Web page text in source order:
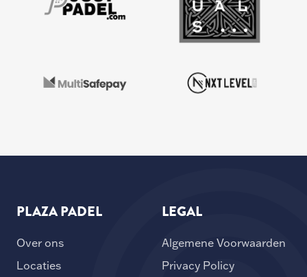
PLAZA PADEL
Over ons
Locaties
LEGAL
Algemene Voorwaarden
Privacy Policy